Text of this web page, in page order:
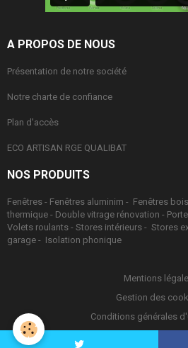
A PROPOS DE NOUS
Présentation de notre société
Notre charte de confiance
Plan d'accès
ECO ARTISAN RGE QUALIBAT
NOS PRODUITS
Fenêtres - Fenêtres aluminim - Fenêtres
thermique - Double vitrage rénovation -
Volets roulants - Stores intérieurs - Stores
garage - Isolation phonique
Mentions
Gestion des
Conditions générales